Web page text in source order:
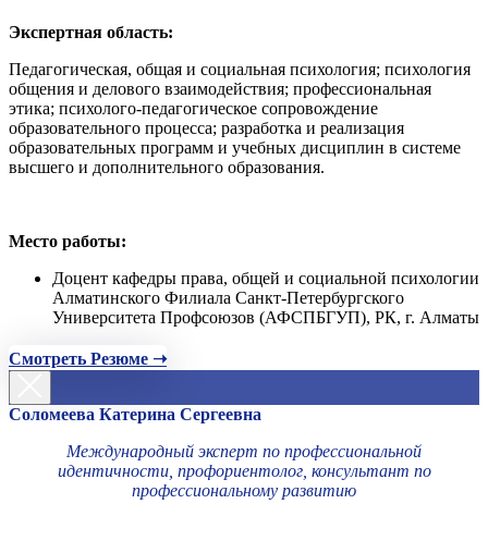
Экспертная область:
Педагогическая, общая и социальная психология; психология
общения и делового взаимодействия; профессиональная
этика; психолого-педагогическое сопровождение
образовательного процесса; разработка и реализация
образовательных программ и учебных дисциплин в системе
высшего и дополнительного образования.
Место работы:
Доцент кафедры права, общей и социальной психологии
Алматинского Филиала Санкт-Петербургского
Университета Профсоюзов (АФСПБГУП), РК, г. Алматы
Смотреть Резюме ➝
Соломеева Катерина Сергеевна
Международный эксперт по профессиональной
идентичности, профориентолог, консультант по
профессиональному развитию